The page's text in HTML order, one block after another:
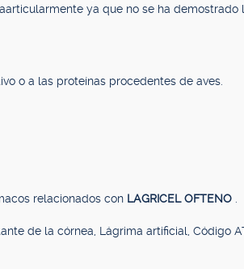
ya que no se ha demostrado
o a las proteínas procedentes de aves.
relacionados con LAGRICEL OFTENO
de la córnea, Lágrima artificial, Código